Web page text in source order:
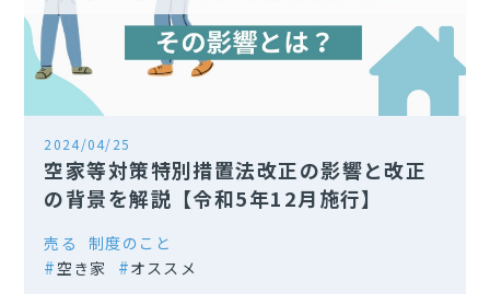
2024/04/25
空家等対策特別措置法改正の影響と改正
の背景を解説【令和5年12月施行】
売る
制度のこと
空き家
オススメ